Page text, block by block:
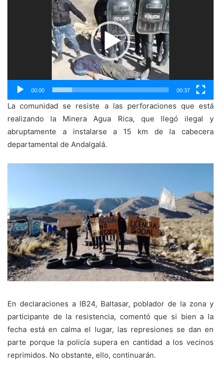
00:00 00:37
La comunidad se resiste a las perforaciones que está
realizando la Minera Agua Rica, que llegó ilegal y
abruptamente a instalarse a 15 km de la cabecera
departamental de Andalgalá.
En declaraciones a IB24, Baltasar, poblador de la zona y
participante de la resistencia, comentó que si bien a la
fecha está en calma el lugar, las represiones se dan en
parte porque la policía supera en cantidad a los vecinos
reprimidos. No obstante, ello, continuarán.